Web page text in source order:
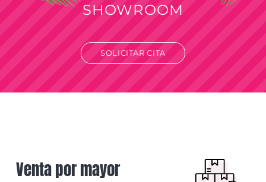
SHOWROOM
SOLICITAR CITA
Venta por mayor